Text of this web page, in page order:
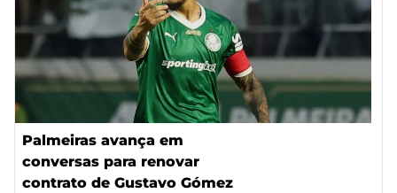
Palmeiras avança em
conversas para renovar
contrato de Gustavo Gómez